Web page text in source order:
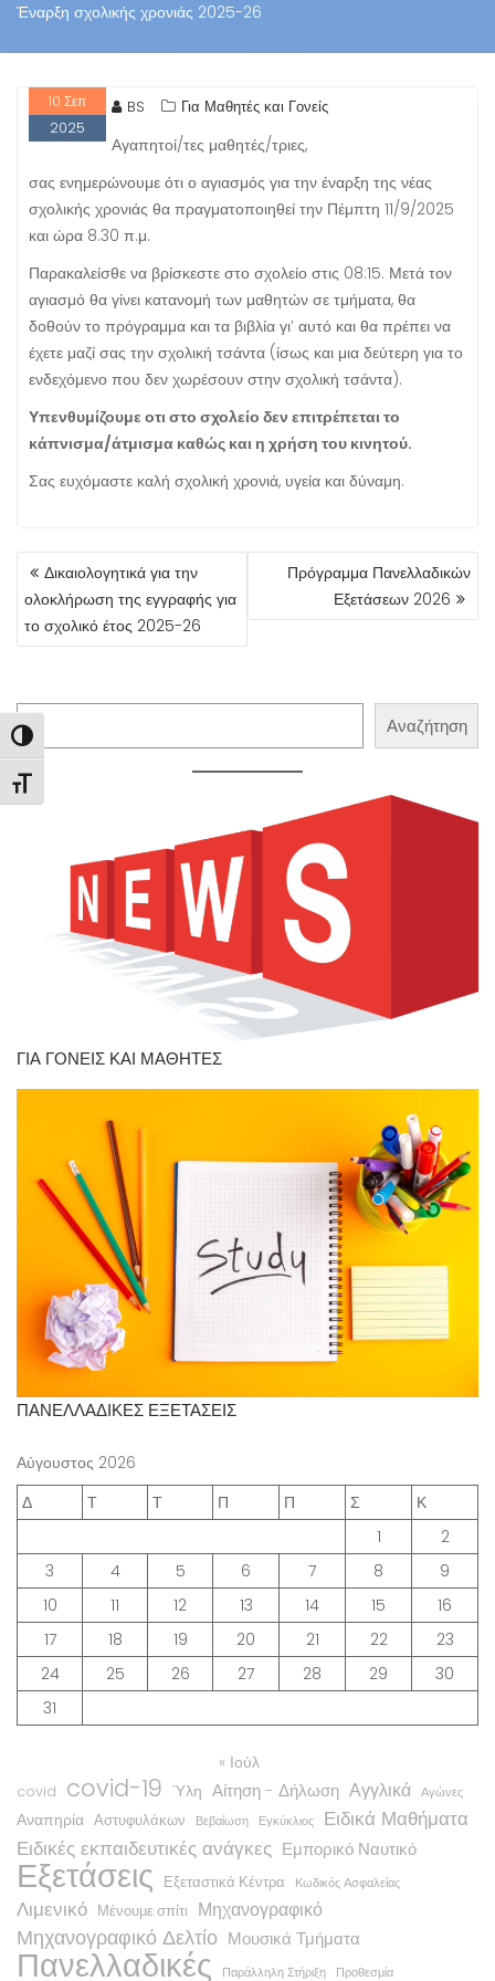
Εναλλαγή Υψηλής Αντίθεσης
Εναλλαγή Μεγέθους Γραμμάτων
Έναρξη σχολικής χρονιάς 2025-26
10 Σεπ
2025
BS Για Μαθητές και Γονείς
Αγαπητοί/τες μαθητές/τριες,
σας ενημερώνουμε ότι ο αγιασμός για την έναρξη της νέας
σχολικής χρονιάς θα πραγματοποιηθεί την Πέμπτη 11/9/2025
και ώρα 8.30 π.μ.
Παρακαλείσθε να βρίσκεστε στο σχολείο στις 08:15. Μετά τον
αγιασμό θα γίνει κατανομή των μαθητών σε τμήματα, θα
δοθούν το πρόγραμμα και τα βιβλία γι’ αυτό και θα πρέπει να
έχετε μαζί σας την σχολική τσάντα (ίσως και μια δεύτερη για το
ενδεχόμενο που δεν χωρέσουν στην σχολική τσάντα).
Υπενθυμίζουμε οτι στο σχολείο δεν επιτρέπεται το
κάπνισμα/άτμισμα καθώς και η χρήση του κινητού.
Σας ευχόμαστε καλή σχολική χρονιά, υγεία και δύναμη.
ΠΛΟΉΓΗΣΗ
ΆΡΘΡΩΝ
Δικαιολογητικά για την
ολοκλήρωση της εγγραφής για
το σχολικό έτος 2025-26
Πρόγραμμα Πανελλαδικών
Εξετάσεων 2026
Αναζήτηση Αναζήτηση
ΓΙΑ ΓΟΝΕΙΣ ΚΑΙ ΜΑΘΗΤΕΣ
ΠΑΝΕΛΛΑΔΙΚΕΣ ΕΞΕΤΑΣΕΙΣ
Αύγουστος 2026
Δ
Τ Τ Π Π Σ
Κ
1
2
3
4 5 6 7 8
9
10
11 12 13 14 15
16
17
18 19 20 21 22
23
24
25 26 27 28 29
30
31
« Ιούλ
covid covid-19 Ύλη Αίτηση - Δήλωση Αγγλικά Αγώνες
Αναπηρία Αστυφυλάκων Βεβαίωση Εγκύκλιος Ειδικά Μαθήματα
Ειδικές εκπαιδευτικές ανάγκες Εμπορικό Ναυτικό
Εξετάσεις Εξεταστικά Κέντρα Κωδικός Ασφαλείας
Λιμενικό Μένουμε σπίτι Μηχανογραφικό
Μηχανογραφικό Δελτίο Μουσικά Τμήματα
Πανελλαδικές Παράλληλη Στήριξη Προθεσμία